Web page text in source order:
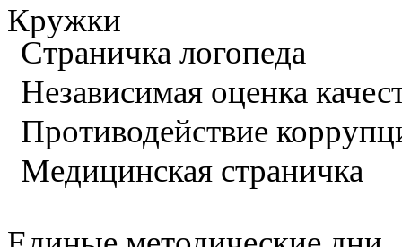
Кружки
Страничка логопеда
Независимая оценка
Противодействие
Медицинская страничка